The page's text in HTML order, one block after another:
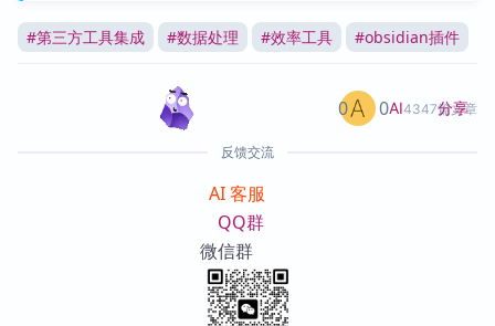
#第三方工具集成 #数据处理 #效率工具 #obsidian插件
AI4347篇文章
0 0 分享
反馈交流
AI 客服
QQ群
微信群